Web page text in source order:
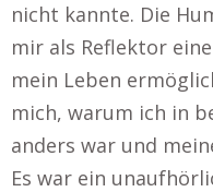
nicht kannte. Die
mir als Reflektor
mein Leben
mich, warum ich in
anders war und
Es war ein